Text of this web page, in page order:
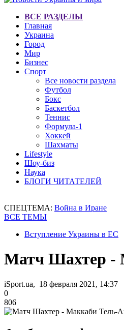
ВСЕ РАЗДЕЛЫ
Главная
Украина
Город
Мир
Бизнес
Спорт
Все новости раздела
Футбол
Бокс
Баскетбол
Теннис
Формула-1
Хоккей
Шахматы
Lifestyle
Шоу-биз
Наука
БЛОГИ ЧИТАТЕЛЕЙ
СПЕЦТЕМА: Война в Иране
ВСЕ ТЕМЫ
Вступление Украины в ЕС
Матч Шахтер -
iSport.ua, 18 февраля 2021, 14:37
0
806